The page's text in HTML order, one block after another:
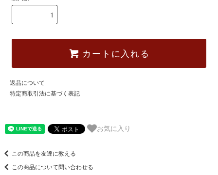
カートに入れる
返品について
特定商取引法に基づく表記
お気に入り
この商品を友達に教える
この商品について問い合わせる